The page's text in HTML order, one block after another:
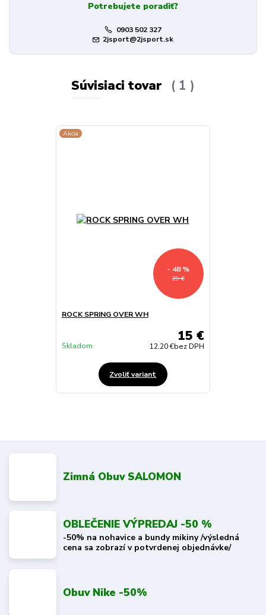
Potrebujete poradiť?
0903 502 327
2jsport@2jsport.sk
Súvisiaci tovar 1
Akcia
29 €
- 48 %
ROCK SPRING OVER WH
15 €
12,20 €bez DPH
Skladom
Zvoliť variant
Zimná Obuv SALOMON
OBLEČENIE VÝPREDAJ -50 %
-50% na nohavice a bundy mikiny /výsledná
cena sa zobrazí v potvrdenej objednávke/
Obuv Nike -50%